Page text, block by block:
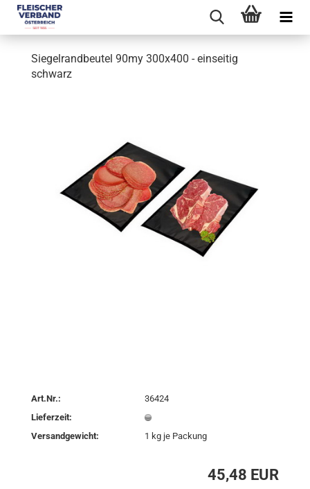
Siegelrandbeutel 90my 300x400 - einseitig
schwarz
Art.Nr.:
36424
Lieferzeit:
Versandgewicht:
1 kg je Packung
45,48 EUR